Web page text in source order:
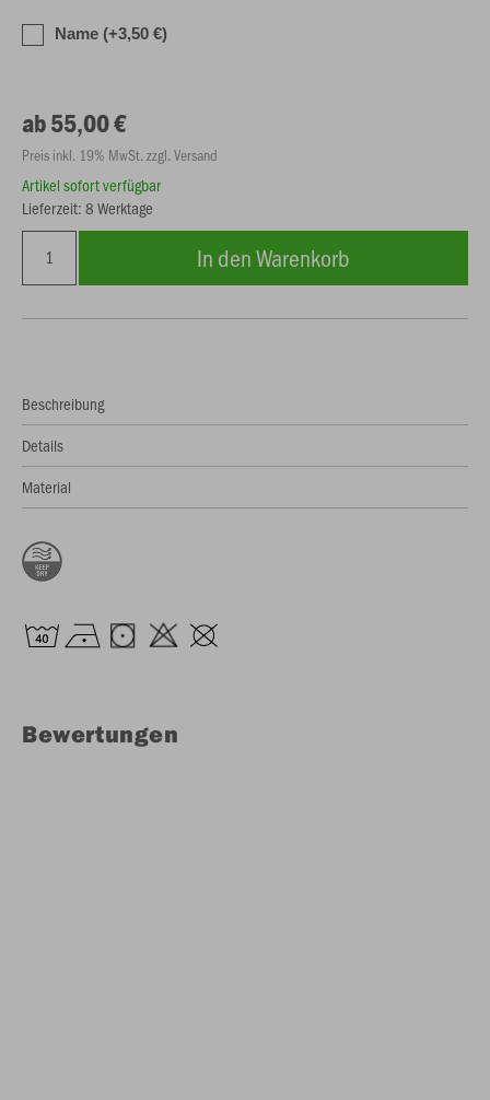
Name (+3,50 €)
ab 55,00 €
Preis inkl. 19% MwSt. zzgl. Versand
Artikel sofort verfügbar
Lieferzeit: 8 Werktage
In den Warenkorb
Beschreibung
Details
Material
Bewertungen